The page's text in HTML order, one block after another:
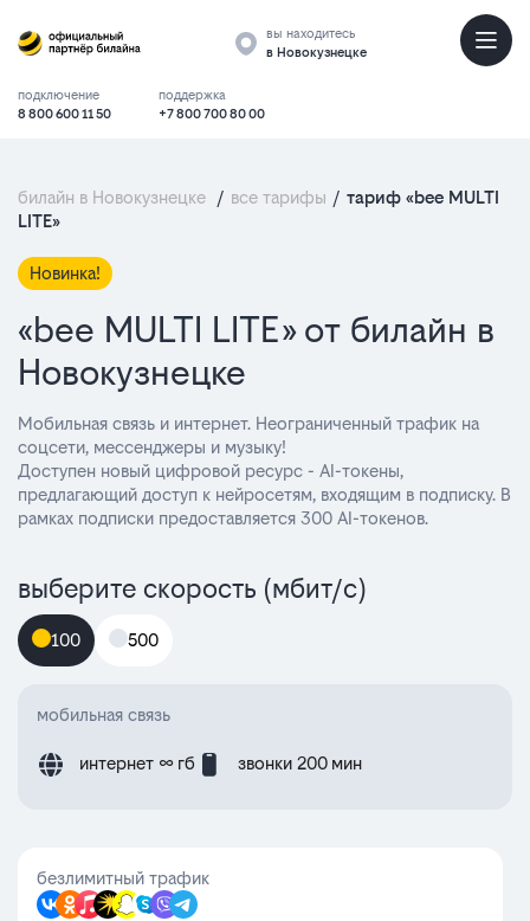
вы находитесь
в Новокузнецке
подключение
8 800 600 11 50
поддержка
+7 800 700 80 00
билайн в Новокузнецке / все тарифы / тариф «bee MULTI
LITE»
Новинка!
«bee MULTI LITE» от билайн в
Новокузнецке
Мобильная связь и интернет. Неограниченный трафик на
соцсети, мессенджеры и музыку!
Доступен новый цифровой ресурс - AI-токены,
предлагающий доступ к нейросетям, входящим в подписку. В
рамках подписки предоставляется 300 AI-токенов.
выберите скорость (мбит/с)
100 500
мобильная связь
интернет ∞ гб звонки 200 мин
безлимитный трафик